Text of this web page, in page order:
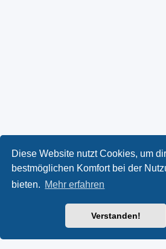
Diese Website nutzt Cookies, um
bestmöglichen Komfort bei der
bieten. Mehr erfahren
Verstanden!